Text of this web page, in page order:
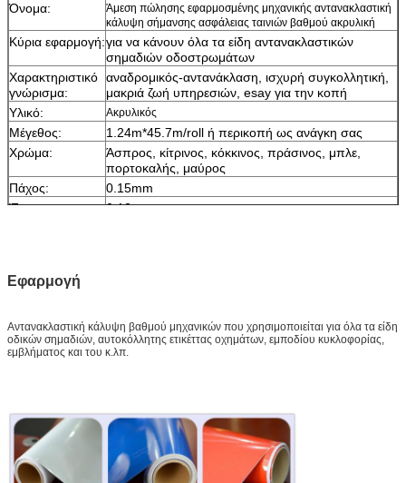
Όνομα:
Άμεση πώλησης εφαρμοσμένης μηχανικής αντανακλαστική
κάλυψη σήμανσης ασφάλειας ταινιών βαθμού ακρυλική
Κύρια εφαρμογή:για να κάνουν όλα τα είδη αντανακλαστικών
σημαδιών οδοστρωμάτων
Χαρακτηριστικό
γνώρισμα:
αναδρομικός-αντανάκλαση, ισχυρή συγκολλητική,
μακριά ζωή υπηρεσιών, esay για την κοπή
Υλικό:
Ακρυλικός
Μέγεθος:
1.24m*45.7m/roll ή περικοπή ως ανάγκη σας
Χρώμα:
Άσπρος, κίτρινος, κόκκινος, πράσινος, μπλε,
πορτοκαλής, μαύρος
Πάχος:
0.15mm
Έγγραφο
0.13mm
Παράδοση
Εφαρμογή
Αντανακλαστική κάλυψη βαθμού μηχανικών που χρησιμοποιείται για όλα τα είδη
οδικών σημαδιών, αυτοκόλλητης ετικέττας οχημάτων, εμποδίου κυκλοφορίας,
εμβλήματος και του κ.λπ.